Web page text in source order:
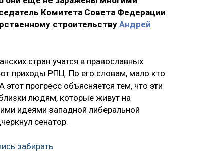
Комитета Совета Федерации
строительству Андрей
стран учатся в православных
приходы РПЦ. По его словам, мало кто
прогресс объясняется тем, что эти
людям, которые живут на
идеями западной либеральной
сенатор.
забирать